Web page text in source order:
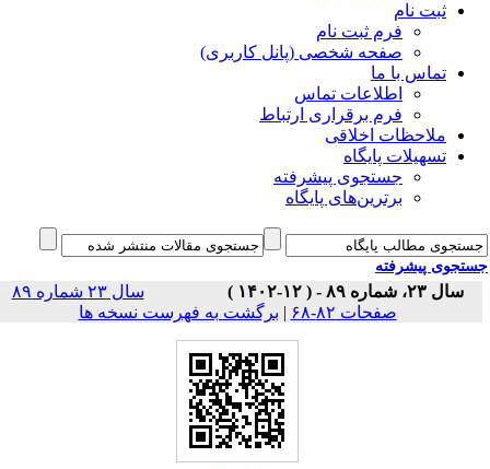
ثبت نام
فرم ثبت نام
صفحه شخصی (پانل کاربری)
تماس با ما
اطلاعات تماس
فرم برقراری ارتباط
ملاحظات اخلاقی
تسهیلات پایگاه
جستجوی پیشرفته
برترین‌های پایگاه
پیشرفته
سال ۲۳، شماره ۸۹ - ( ۱۲-۱۴۰۲ )
سال ۲۳ شماره ۸۹
صفحات ۸۲-۶۸
|برگشت به فهرست نسخه ها